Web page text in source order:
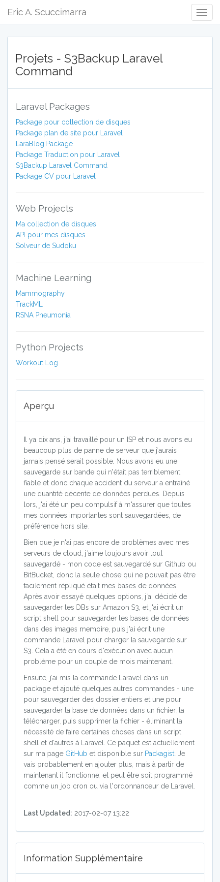
Eric A. Scuccimarra
Projets - S3Backup Laravel
Command
Laravel Packages
Package pour collection de disques
Package plan de site pour Laravel
LaraBlog Package
Package Traduction pour Laravel
S3Backup Laravel Command
Package CV pour Laravel
Web Projects
Ma collection de disques
API pour mes disques
Solveur de Sudoku
Machine Learning
Mammography
TrackML
RSNA Pneumonia
Python Projects
Workout Log
Aperçu
Il ya dix ans, j'ai travaillé pour un ISP et nous avons eu
beaucoup plus de panne de serveur que j'aurais
jamais pensé serait possible. Nous avons eu une
sauvegarde sur bande qui n'était pas terriblement
fiable et donc chaque accident du serveur a entraîné
une quantité décente de données perdues. Depuis
lors, j'ai été un peu compulsif à m'assurer que toutes
mes données importantes sont sauvegardées, de
préférence hors site.
Bien que je n'ai pas encore de problèmes avec mes
serveurs de cloud, j'aime toujours avoir tout
sauvegardé - mon code est sauvegardé sur Github ou
BitBucket, donc la seule chose qui ne pouvait pas être
facilement répliqué était mes bases de données.
Après avoir essayé quelques options, j'ai décidé de
sauvegarder les DBs sur Amazon S3, et j'ai écrit un
script shell pour sauvegarder les bases de données
dans des images memoire, puis j'ai écrit une
commande Laravel pour charger la sauvegarde sur
S3. Cela a été en cours d'exécution avec aucun
problème pour un couple de mois maintenant.
Ensuite, j'ai mis la commande Laravel dans un
package et ajouté quelques autres commandes - une
pour sauvegarder des dossier entiers et une pour
sauvegarder la base de données dans un fichier, la
télécharger, puis supprimer la fichier - éliminant la
nécessité de faire certaines choses dans un script
shell et d'autres à Laravel. Ce paquet est actuellement
sur ma page GitHub et disponible sur Packagist . Je
vais probablement en ajouter plus, mais à partir de
maintenant il fonctionne, et peut être soit programmé
comme un job cron ou via l'ordonnanceur de Laravel.
Last Updated: 2017-02-07 13:22
Information Supplémentaire